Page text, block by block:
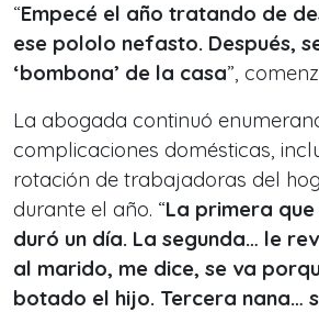
“Empecé el año tratando de
ese pololo nefasto. Después,
‘bombona’ de la casa”,
La abogada continuó
complicaciones domésticas,
rotación de trabajadoras del
durante el año. “La primera
duró un día. La segunda… le
al marido, me dice, se va
botado el hijo. Tercera nana…